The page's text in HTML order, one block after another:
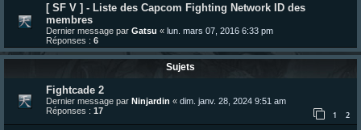
r
[ SF V ] - Liste des Capcom Fighting Network ID des
membres
Dernier message par Gatsu « lun. mars 07, 2016 6:33 pm
Réponses : 6
Sujets
Fightcade 2
Dernier message par Ninjardin « dim. janv. 28, 2024 9:51 am
Réponses : 17 1 2